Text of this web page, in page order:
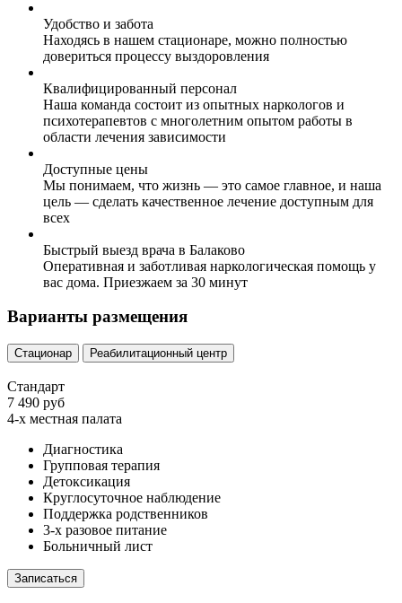
Удобство и забота
Находясь в нашем стационаре, можно полностью
довериться процессу выздоровления
Квалифицированный персонал
Наша команда состоит из опытных наркологов и
психотерапевтов с многолетним опытом работы в
области лечения зависимости
Доступные цены
Мы понимаем, что жизнь — это самое главное, и наша
цель — сделать качественное лечение доступным для
всех
Быстрый выезд врача в Балаково
Оперативная и заботливая наркологическая помощь у
вас дома. Приезжаем за 30 минут
Варианты размещения
Стационар Реабилитационный центр
Стандарт
7 490 руб
4-х местная палата
Диагностика
Групповая терапия
Детоксикация
Круглосуточное наблюдение
Поддержка родственников
3-х разовое питание
Больничный лист
Записаться